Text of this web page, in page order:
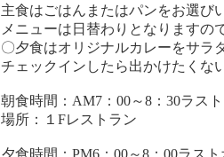
主食はごはんまたはパンをお選び
メニューは日替わりとなりますの
〇夕食はオリジナルカレーをサラ
チェックインしたら出かけたくな
朝食時間：AM7：00～8：30ラス
場所：１Fレストラン
夕食時間：PM6：00～8：00ラス